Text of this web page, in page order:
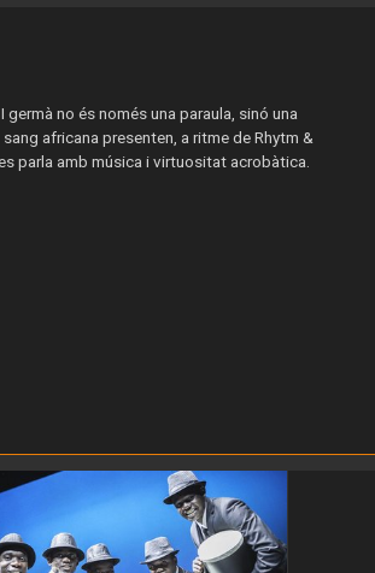
no és només una paraula, sinó una
africana presenten, a ritme de Rhytm &
parla amb música i virtuositat acrobàtica.